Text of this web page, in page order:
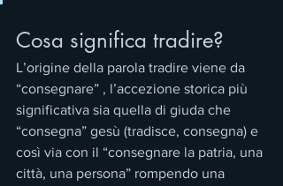
Cosa significa tradire?
L’origine della parola tradire viene da
“consegnare” , l’accezione storica più
significativa sia quella di giuda che
“consegna” gesù (tradisce, consegna) e
così via con il “consegnare la patria, una
città, una persona” rompendo una